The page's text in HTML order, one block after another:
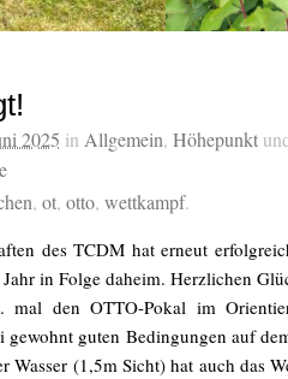
2025 in Allgemein, Höhepunkt
, ot, otto, wettkampf.
des TCDM hat erneut
in Folge daheim. Herzlichen
den OTTO-Pokal im
gewohnt guten Bedingungen auf
Wasser (1,5m Sicht) hat auch das